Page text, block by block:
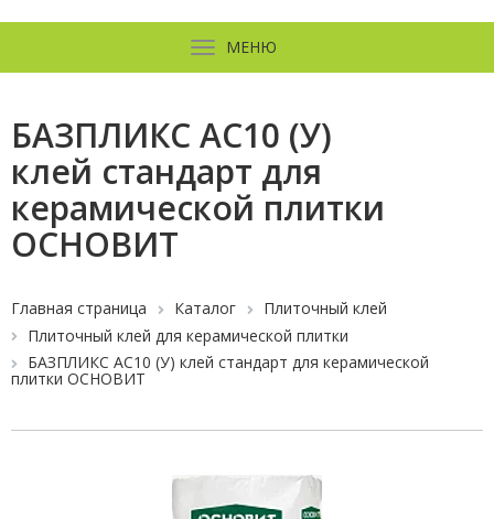
МЕНЮ
БАЗПЛИКС AC10 (У)
клей стандарт для
керамической плитки
ОСНОВИТ
Главная страница Каталог
Плиточный клей
Плиточный клей для керамической плитки
БАЗПЛИКС AC10 (У) клей стандарт для керамической
плитки ОСНОВИТ